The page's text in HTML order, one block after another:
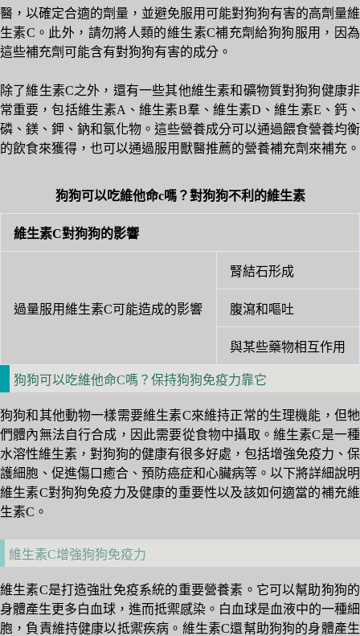
醫，以確定合適的劑量，並避免服用可能對狗狗有害的高劑量維
生素C。此外，請勿將人類的維生素C補充劑給狗狗服用，因為
這些補充劑可能含有對狗狗有害的成分。
除了維生素C之外，還有一些其他維生素和礦物質對狗狗健康非
常重要，包括維生素A、維生素B羣、維生素D、維生素E、鈣、
磷、鎂、鉀、鈉和氯化物。這些營養成分可以通過餵食營養均衡
的飲食來獲得，也可以通過服用獸醫推薦的營養補充劑來補充。
狗狗可以吃維他命c嗎？對狗狗不利的維生素
維生素C對狗狗的影響
過量服用維生素C可能造成的影響
腎結石形成
腹瀉和嘔吐
與某些藥物相互作用
狗狗可以吃維他命C嗎？保持狗狗免疫力靠它
狗狗和其他動物一樣需要維生素C來維持正常的生理機能，但牠
們體內無法自行合成，因此需要從食物中攝取。維生素C是一種
水溶性維生素，對狗狗的健康有很多好處，包括增強免疫力、保
護細胞、促進傷口癒合、預防癌症和心臟病等。以下將詳細說明
維生素C對狗狗免疫力及健康的重要性以及該如何適當的補充維
生素C。
維生素C增強狗狗免疫力
維生素C是打造強壯免疫系統的重要營養素。它可以幫助狗狗的
身體產生更多白血球，進而抵禦感染。白血球是血液中的一種細
胞，負責維持健康以抵禦疾病。維生素C還幫助狗狗的身體產生